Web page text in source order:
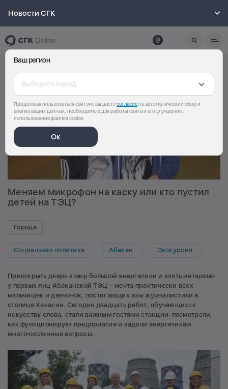
Новости СГК
Ваш регион
Выберите город
Продолжая пользоваться сайтом, вы даётесогласиена автоматический сбор и
анализ ваших данных, необходимых для работы сайта и его улучшения,
использование файлов cookie.
Ок
Меняем микрофон на каску или кто пустил
детей на ТЭЦ?
Города
Социальная политика Абакан Экскурсия
Приоткрыть дверь в мир большой энергетики и взять интервью
у первых лиц Абаканской ТЭЦ – мечта практически всех
мальчишек и девчонок, постигающих азы журналистики в
столице Хакасии. Сегодня двадцать ребят, обучающихся
искусству слова, стали важным гостями станции: посмотрели,
как функционирует предприятие и задали энергетикам
многочисленные вопросы.